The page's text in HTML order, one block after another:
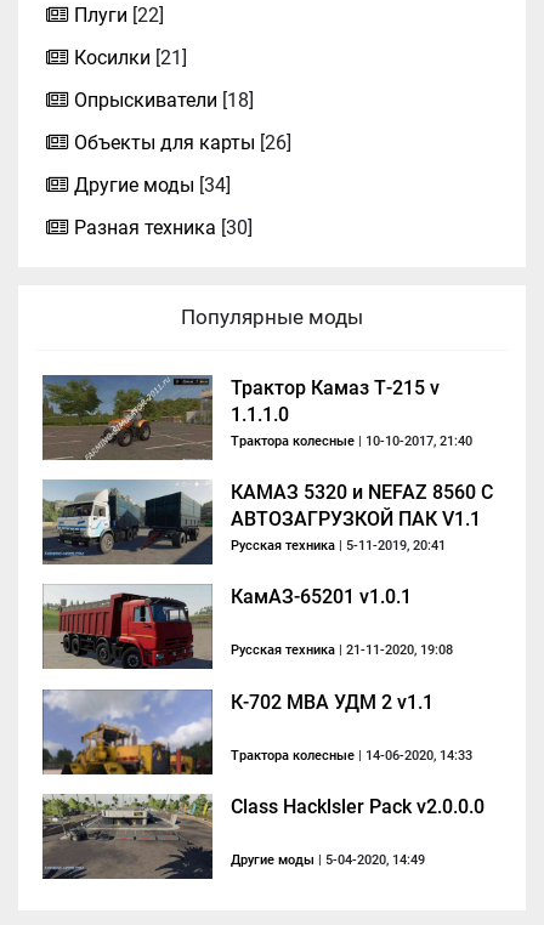
Плуги [22]
Косилки [21]
Опрыскиватели [18]
Объекты для карты [26]
Другие моды [34]
Разная техника [30]
Популярные моды
Трактор Камаз Т-215 v
1.1.1.0
Трактора колесные | 10-10-2017, 21:40
КАМАЗ 5320 и NEFAZ 8560 С
АВТОЗАГРУЗКОЙ ПАК V1.1
Русская техника | 5-11-2019, 20:41
КамАЗ-65201 v1.0.1
Русская техника | 21-11-2020, 19:08
К-702 МВА УДМ 2 v1.1
Трактора колесные | 14-06-2020, 14:33
Class Hacklsler Pack v2.0.0.0
Другие моды | 5-04-2020, 14:49